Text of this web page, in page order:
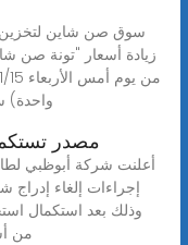
سوق صن شاين
زيادة أسعار "تونة صن
واحدة) سهلة الفتح
مصدر
إجراءات إلغاء إدراج
من